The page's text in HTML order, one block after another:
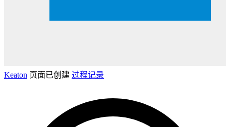
Keaton 页面已创建 过程记录